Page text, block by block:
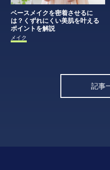
ベースメイクを密着させるに
は？くずれにくい美肌を叶える
ポイントを解説
メイク
記事